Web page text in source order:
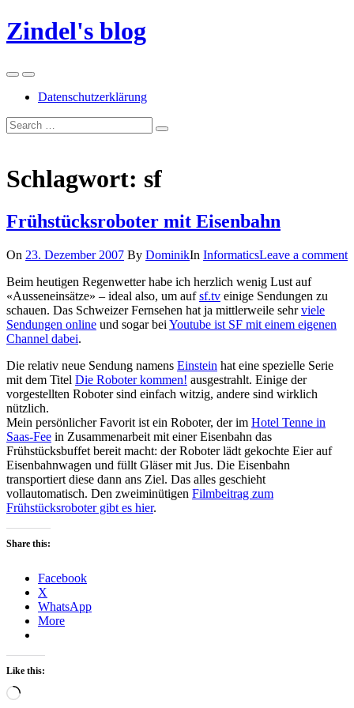
Skip
to
Zindel's blog
MenuSearch
Datenschutzerklärung
Suchen
nach:
Suchen
Schlagwort: sf
Frühstücksroboter mit Eisenbahn
On 23. Dezember 2007 By DominikIn InformaticsLeave a comment
Beim heutigen Regenwetter habe ich herzlich wenig Lust auf
«Ausseneinsätze» – ideal also, um aufsf.tv einige Sendungen zu
schauen. Das Schweizer Fernsehen hat ja mittlerweile sehrviele
Sendungen online und sogar bei Youtube ist SF mit einem eigenen
Channel dabei.
Die relativ neue Sendung namens Einstein hat eine spezielle Serie
mit dem Titel Die Roboter kommen! ausgestrahlt. Einige der
vorgestellten Roboter sind einfach witzig, andere sind wirklich
nützlich.
Mein persönlicher Favorit ist ein Roboter, der im Hotel Tenne in
Saas-Fee in Zusammenarbeit mit einer Eisenbahn das
Frühstücksbuffet bereit macht: der Roboter lädt gekochte Eier auf
Eisenbahnwagen und füllt Gläser mit Jus. Die Eisenbahn
transportiert diese dann ans Ziel. Das alles geschieht
vollautomatisch. Den zweiminütigen Filmbeitrag zum
Frühstücksroboter gibt es hier.
Share this:
Facebook
X
WhatsApp
More
Like this:
Loading…